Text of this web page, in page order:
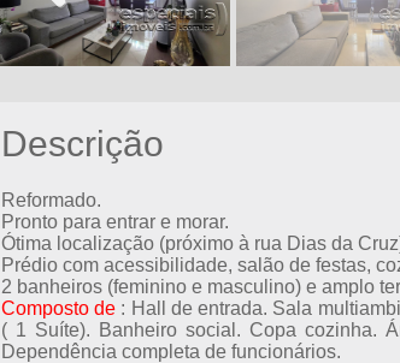
Previous
Descrição
Reformado.
Pronto para entrar e morar.
Ótima localização (próximo à rua Dias da
Prédio com acessibilidade, salão de festas,
2 banheiros (feminino e masculino) e amplo
Composto de : Hall de entrada. Sala
( 1 Suíte). Banheiro social. Copa cozinha.
Dependência completa de funcionários.